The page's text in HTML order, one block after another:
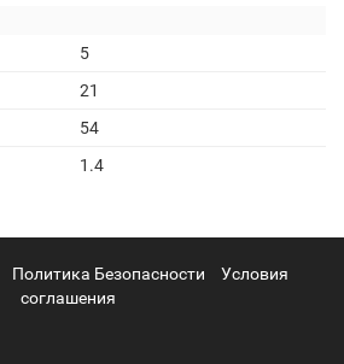
5
21
54
1.4
Политика Безопасности
Условия
соглашения